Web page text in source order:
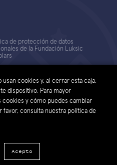
Todos los Derechos Reservados
de protección de datos
de la Fundación Luksic
cookies y, al cerrar esta caja,
dispositivo. Para mayor
y cómo puedes cambiar
consulta nuestra política de
Acepto